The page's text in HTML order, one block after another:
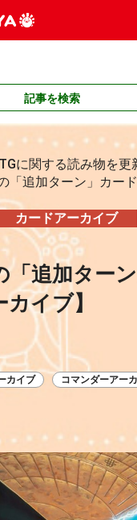
記事を検索
に関する読み物を更
「追加ターン」カー
カードアーカイブ
「追加ター
カイブ】
カイブ コマンダーアー